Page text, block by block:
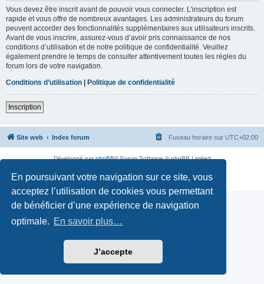
En poursuivant votre navigation sur ce site, vous
acceptez l’utilisation de cookies vous permettant
de bénéficier d’une expérience de navigation
optimale. En savoir plus…
J’accepte
Vous devez être inscrit avant de pouvoir vous connecter. L’inscription est
rapide et vous offre de nombreux avantages. Les administrateurs du forum
peuvent accorder des fonctionnalités supplémentaires aux utilisateurs inscrits.
Avant de vous inscrire, assurez-vous d’avoir pris connaissance de nos
conditions d’utilisation et de notre politique de confidentialité. Veuillez
également prendre le temps de consulter attentivement toutes les règles du
forum lors de votre navigation.
Conditions d’utilisation | Politique de confidentialité
Inscription
Site web Index forum Fuseau horaire sur UTC+02:00
Développé parphpBB® Forum Software © phpBB Limited
Confidentialité| Conditions